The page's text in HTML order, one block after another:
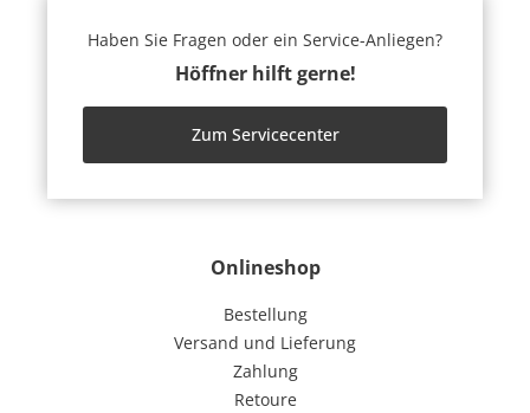
Onlineshop
Bestellung
Versand und Lieferung
Zahlung
Retoure
Haben Sie Fragen oder ein Service-Anliegen?
Höffner hilft gerne!
Zum Servicecenter